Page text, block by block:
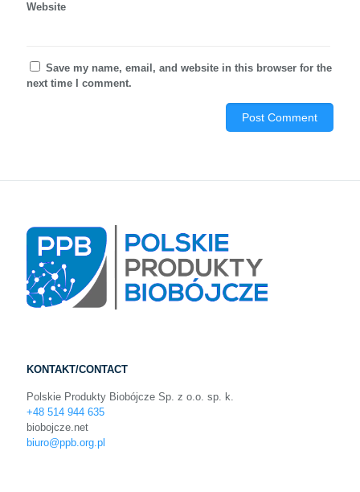
Website
Save my name, email, and website in this browser for the
next time I comment.
KONTAKT/CONTACT
Polskie Produkty Biobójcze Sp. z o.o. sp. k.
+48 514 944 635
biobojcze.net
biuro@ppb.org.pl